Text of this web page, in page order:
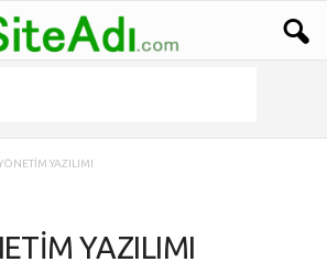
YAZILIMI
YAZILIMI